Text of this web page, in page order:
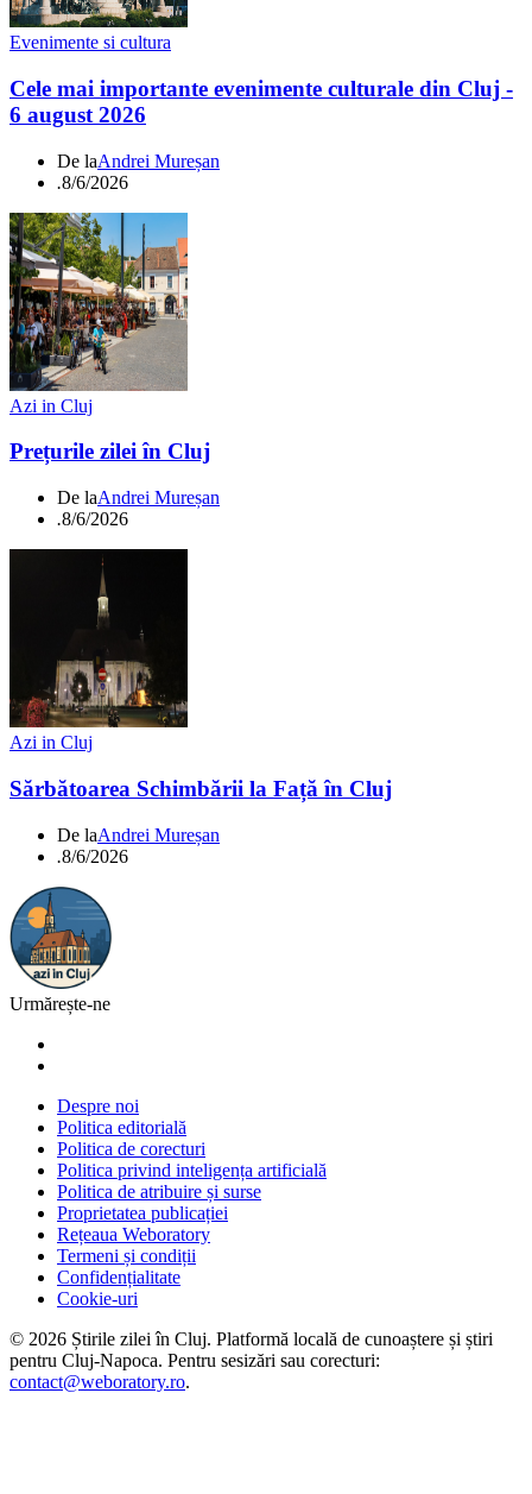
Evenimente si cultura
Cele mai importante evenimente culturale din Cluj -
6 august 2026
De laAndrei Mureșan
.8/6/2026
Azi in Cluj
Prețurile zilei în Cluj
De laAndrei Mureșan
.8/6/2026
Azi in Cluj
Sărbătoarea Schimbării la Față în Cluj
De laAndrei Mureșan
.8/6/2026
Urmărește-ne
Despre noi
Politica editorială
Politica de corecturi
Politica privind inteligența artificială
Politica de atribuire și surse
Proprietatea publicației
Rețeaua Weboratory
Termeni și condiții
Confidențialitate
Cookie-uri
© 2026 Știrile zilei în Cluj. Platformă locală de cunoaștere și știri
pentru Cluj-Napoca. Pentru sesizări sau corecturi:
contact@weboratory.ro.